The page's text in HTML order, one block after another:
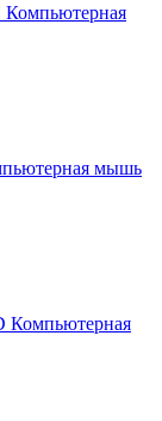
Компьютерная
мышь
Компьютерная